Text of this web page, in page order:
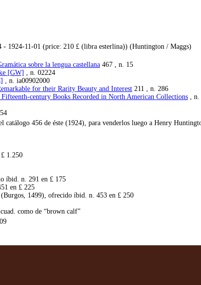
- 1924-11-01 (price: 210 £ (libra esterlina)) (Huntington / Maggs)
sobre la lengua castellana 467 , n. 15
[GW] , n. 02224
, n. ia00902000
for their Rarity Beauty and Interest 211 , n. 286
century Books Recorded in North American Collections , n.
456 de éste (1924), para venderlos luego a Henry
1.250
íbid. n. 291 en £ 175
en £ 225
(Burgos, 1499), ofrecido íbid. n. 453 en £ 250
como de “brown calf”